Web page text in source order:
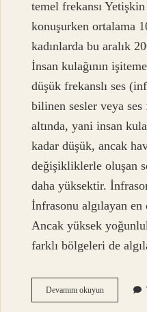
temel frekansı
konuşurken ortalama
kadınlarda bu aralık
İnsan kulağının
düşük frekanslı ses
bilinen sesler veya ses
altında, yani insan
kadar düşük, ancak
değişikliklerle oluşan
daha yüksektir.
İnfrasonu algılayan
Ancak yüksek
farklı bölgeleri de
Devamını okuyunInsanlar
Hangi